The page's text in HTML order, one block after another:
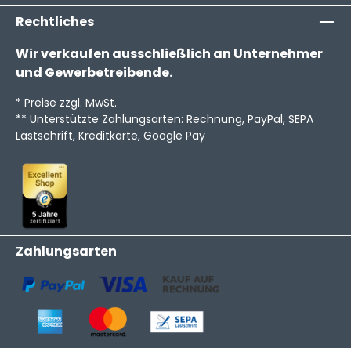
Rechtliches
Wir verkaufen ausschließlich an Unternehmer
und Gewerbetreibende.
* Preise zzgl. MwSt.
** Unterstützte Zahlungsarten: Rechnung, PayPal, SEPA
Lastschrift, Kreditkarte, Google Pay
Zahlungsarten